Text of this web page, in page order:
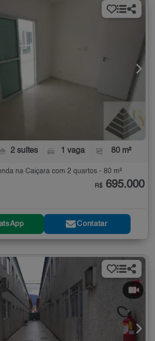
2 suítes 1 vaga 80 m²
na Caiçara com 2 quartos - 80 m²
R$ 695.000
Contatar